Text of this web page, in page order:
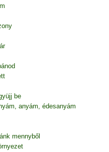
be
anyám, édesanyám
mennyből